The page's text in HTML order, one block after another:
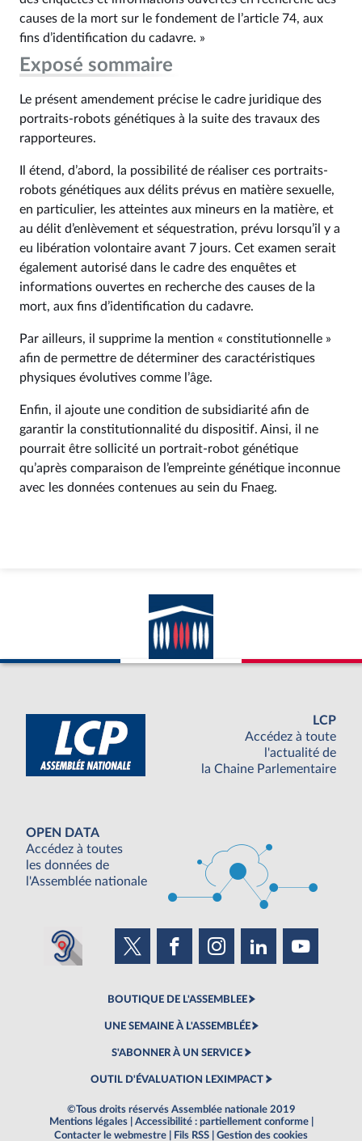
causes de la mort sur le fondement de l’article 74, aux
fins d’identification du cadavre. »
Exposé sommaire
Le présent amendement précise le cadre juridique des
portraits-robots génétiques à la suite des travaux des
rapporteures.
Il étend, d’abord, la possibilité de réaliser ces portraits-
robots génétiques aux délits prévus en matière sexuelle,
en particulier, les atteintes aux mineurs en la matière, et
au délit d’enlèvement et séquestration, prévu lorsqu’il y a
eu libération volontaire avant 7 jours. Cet examen serait
également autorisé dans le cadre des enquêtes et
informations ouvertes en recherche des causes de la
mort, aux fins d’identification du cadavre.
Par ailleurs, il supprime la mention « constitutionnelle »
afin de permettre de déterminer des caractéristiques
physiques évolutives comme l’âge.
Enfin, il ajoute une condition de subsidiarité afin de
garantir la constitutionnalité du dispositif. Ainsi, il ne
pourrait être sollicité un portrait-robot génétique
qu’après comparaison de l’empreinte génétique inconnue
avec les données contenues au sein du Fnaeg.
LCP
Accédez à toute
l'actualité de
la Chaine Parlementaire
OPEN DATA
Accédez à toutes
les données de
l'Assemblée nationale
BOUTIQUE DE L'ASSEMBLEE
UNE SEMAINE À L'ASSEMBLÉE
S'ABONNER À UN SERVICE
OUTIL D'ÉVALUATION LEXIMPACT
©Tous droits réservés Assemblée nationale 2019
Mentions légales
Accessibilité : partiellement conforme
Contacter le webmestre
Fils RSS Gestion des cookies